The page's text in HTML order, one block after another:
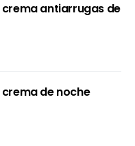
crema antiarrugas de
de noche